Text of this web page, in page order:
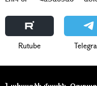
Rutube